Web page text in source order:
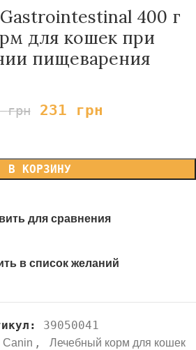
400 г
для кошек при
пищеварения
грн 231 грн
В КОРЗИНУ
для сравнения
в список желаний
39050041
Canin , Лечебный корм для кошек